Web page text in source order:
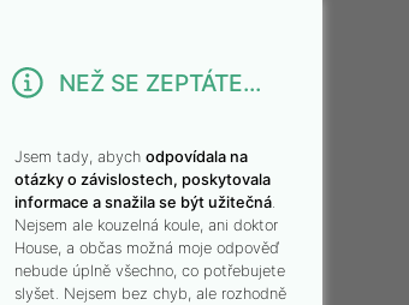
NEŽ SE ZEPTÁTE...
Jsem tady, abychodpovídala na
otázky o závislostech, poskytovala
informace a snažila se být užitečná.
Nejsem ale kouzelná koule, ani doktor
House, a občas možná moje odpověď
nebude úplně všechno, co potřebujete
slyšet. Nejsem bez chyb, ale rozhodně